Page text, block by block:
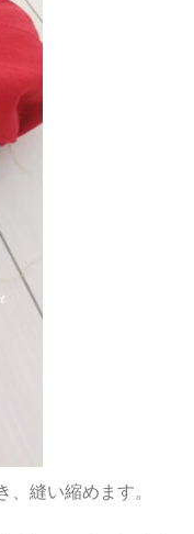
縫い縮めます。